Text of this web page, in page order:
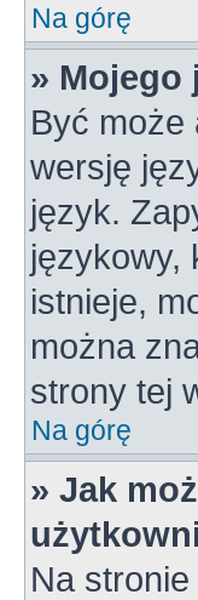
Na górę
» Mojego
Być może
wersję
język.
językowy,
istnieje,
można
strony tej
Na górę
» Jak
Na